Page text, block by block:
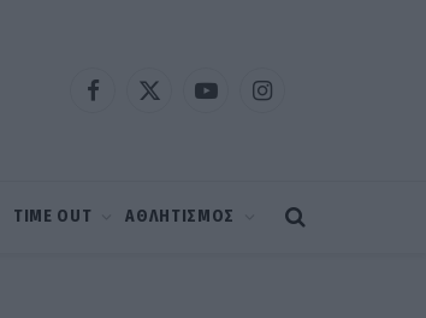
Facebook
X
YouTubeInstagram
TIME OUT ΑΘΛΗΤΙΣΜΟΣ